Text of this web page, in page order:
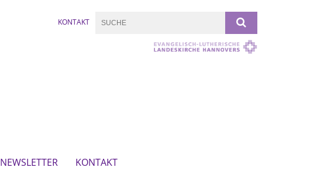
KONTAKT
NEWSLETTER KONTAKT